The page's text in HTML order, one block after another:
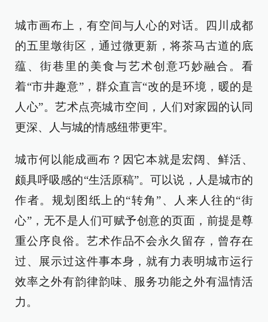
城市画布上，有空间与人心的对话。四川成都
的五里墩街区，通过微更新，将茶马古道的底
蕴、街巷里的美食与艺术创意巧妙融合。看
着“市井趣意”，群众直言“改的是环境，暖的是
人心”。艺术点亮城市空间，人们对家园的认同
更深、人与城的情感纽带更牢。
城市何以能成画布？因它本就是宏阔、鲜活、
颇具呼吸感的“生活原稿”。可以说，人是城市的
作者。规划图纸上的“转角”、人来人往的“街
心”，无不是人们可赋予创意的页面，前提是尊
重公序良俗。艺术作品不会永久留存，曾存在
过、展示过这件事本身，就有力表明城市运行
效率之外有韵律韵味、服务功能之外有温情活
力。